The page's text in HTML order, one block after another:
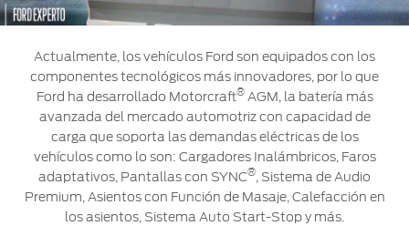
Ford
Garage
Catálogos
Kits de
Accesorios
Ford
D-
Tect
Colisión y
Partes
Originales
Precio de
Cita de
Servicio
Promociones
de Servicio
Llamado
a
Revisión
Desempeño
Seguridad
Trabajo
Contraseña
Actualmente, los vehículos Ford son equipados con los
componentes tecnológicos más innovadores, por lo que
Ford ha desarrollado Motorcraft®AGM, la batería más
avanzada del mercado automotriz con capacidad de
carga que soporta las demandas eléctricas de los
vehículos como lo son: Cargadores Inalámbricos, Faros
adaptativos, Pantallas con SYNC® , Sistema de Audio
Premium, Asientos con Función de Masaje, Calefacción en
los asientos, Sistema Auto Start-Stop y más.